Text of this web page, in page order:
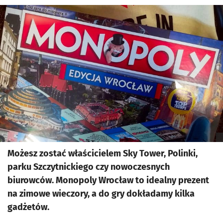
Kliknij, aby powiększyć
Możesz zostać właścicielem Sky Tower, Polinki,
parku Szczytnickiego czy nowoczesnych
biurowców. Monopoly Wrocław to idealny prezent
na zimowe wieczory, a do gry dokładamy kilka
gadżetów.